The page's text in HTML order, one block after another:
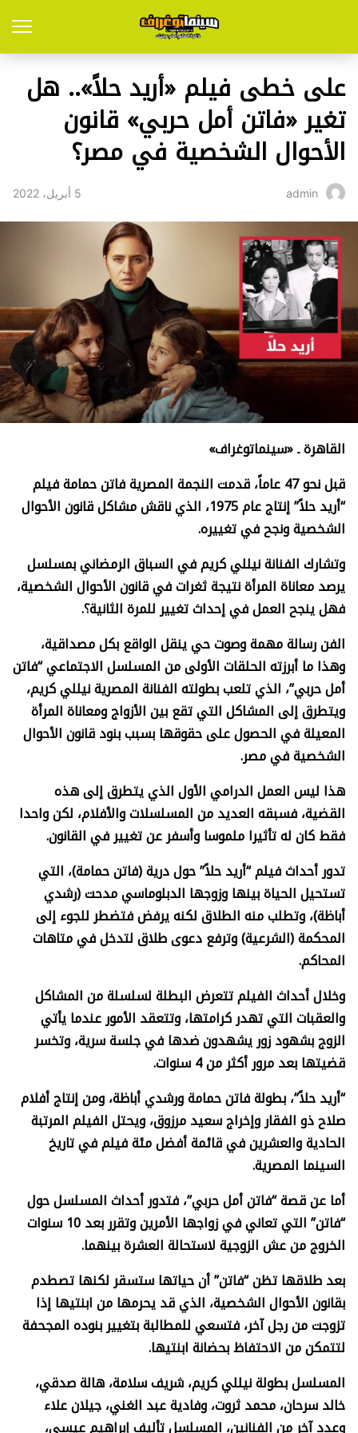
على خطى فيلم «أريد حلاً».. هل
تغير «فاتن أمل حربي» قانون
الأحوال الشخصية في مصر؟
admin 5 أبريل، 2022
القاهرة ـ «سينماتوغراف»
قبل نحو 47 عاماً، قدمت النجمة المصرية فاتن حمامة فيلم
“أريد حلاً” إنتاج عام 1975، الذي ناقش مشاكل قانون الأحوال
الشخصية ونجح في تغييره.
وتشارك الفنانة نيللي كريم في السباق الرمضاني بمسلسل
يرصد معاناة المرأة نتيجة ثغرات في قانون الأحوال الشخصية،
فهل ينجح العمل في إحداث تغيير للمرة الثانية؟.
الفن رسالة مهمة وصوت حي ينقل الواقع بكل مصداقية،
وهذا ما أبرزته الحلقات الأولى من المسلسل الاجتماعي “فاتن
أمل حربي”، الذي تلعب بطولته الفنانة المصرية نيللي كريم،
ويتطرق إلى المشاكل التي تقع بين الأزواج ومعاناة المرأة
المعيلة في الحصول على حقوقها بسبب بنود قانون الأحوال
الشخصية في مصر.
هذا ليس العمل الدرامي الأول الذي يتطرق إلى هذه
القضية، فسبقه العديد من المسلسلات والأفلام، لكن واحدا
فقط كان له تأثيرا ملموسا وأسفر عن تغيير في القانون.
تدور أحداث فيلم “أريد حلاً” حول درية (فاتن حمامة)، التي
تستحيل الحياة بينها وزوجها الدبلوماسي مدحت (رشدي
أباظة)، وتطلب منه الطلاق لكنه يرفض فتضطر للجوء إلى
المحكمة (الشرعية) وترفع دعوى طلاق لتدخل في متاهات
المحاكم.
وخلال أحداث الفيلم تتعرض البطلة لسلسلة من المشاكل
والعقبات التي تهدر كرامتها، وتتعقد الأمور عندما يأتي
الزوج بشهود زور يشهدون ضدها في جلسة سرية، وتخسر
قضيتها بعد مرور أكثر من 4 سنوات
.
“أريد حلاً”، بطولة فاتن حمامة ورشدي أباظة، ومن إنتاج أفلام
صلاح ذو الفقار وإخراج سعيد مرزوق، ويحتل الفيلم المرتبة
الحادية والعشرين في قائمة أفضل مئة فيلم في تاريخ
السينما المصرية.
أما عن قصة “فاتن أمل حربي”، فتدور أحداث المسلسل حول
“فاتن” التي تعاني في زواجها الأمرين وتقرر بعد 10 سنوات
الخروج من عش الزوجية لاستحالة العشرة بينهما.
بعد طلاقها تظن “فاتن” أن حياتها ستسقر لكنها تصطدم
بقانون الأحوال الشخصية، الذي قد يحرمها من ابنتيها إذا
تزوجت من رجل آخر، فتسعي للمطالبة بتغيير بنوده المجحفة
لتتمكن من الاحتفاظ بحضانة ابنتيها.
المسلسل بطولة نيللي كريم، شريف سلامة، هالة صدقي،
خالد سرحان، محمد ثروت، وفادية عبد الغني، جيلان علاء
وعدد آخر من الفنانين، المسلسل تأليف إبراهيم عيسى،